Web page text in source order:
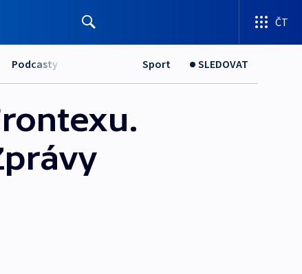
ČT
Podcasty Sport SLEDOVAT